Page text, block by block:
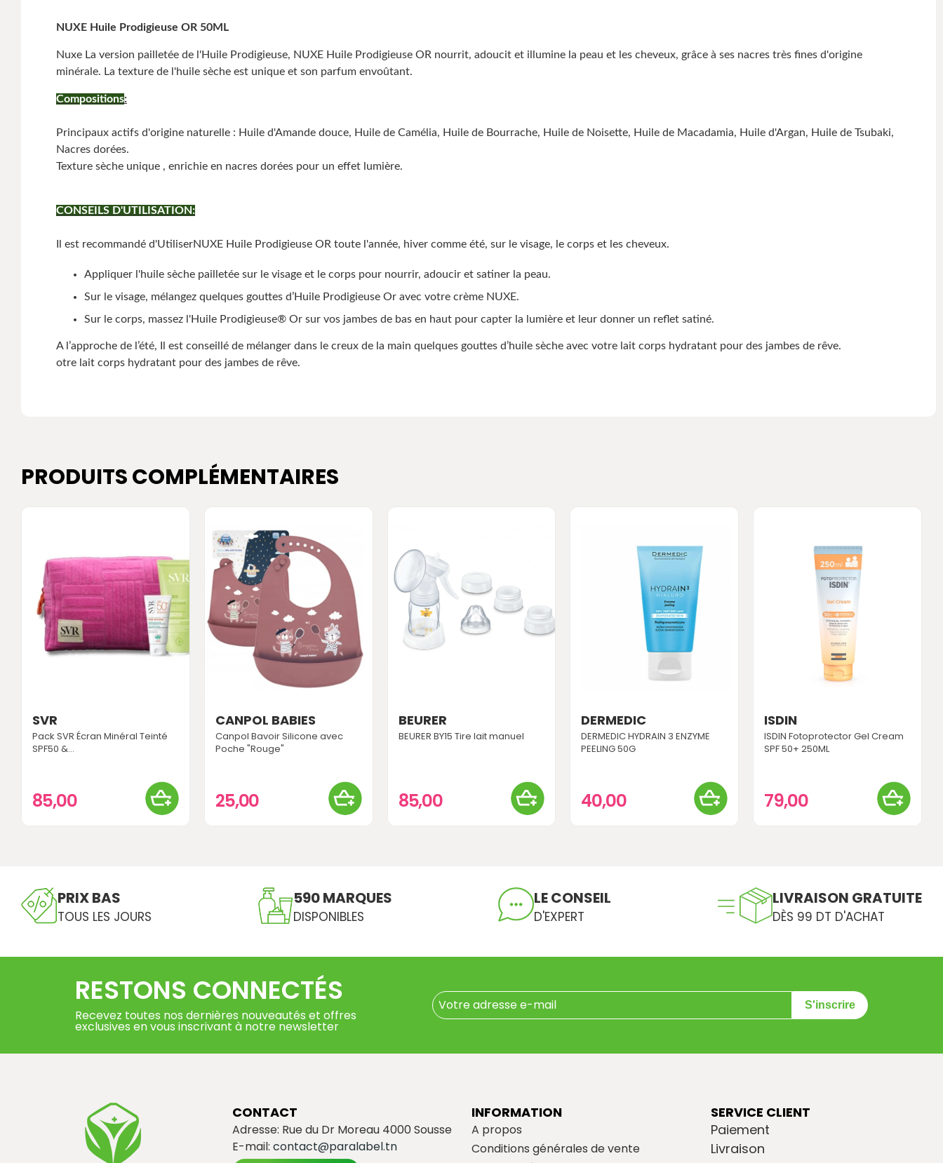
NUXE Huile Prodigieuse OR 50ML
Nuxe La version pailletée de l'Huile Prodigieuse, NUXE Huile Prodigieuse OR nourrit, adoucit et illumine la peau et les cheveux, grâce à ses nacres très fines d'origine
minérale. La texture de l'huile sèche est unique et son parfum envoûtant.
Compositions:
Principaux actifs d'origine naturelle : Huile d'Amande douce, Huile de Camélia, Huile de Bourrache, Huile de Noisette, Huile de Macadamia, Huile d'Argan, Huile de Tsubaki,
Nacres dorées.
Texture sèche unique , enrichie en nacres dorées pour un effet lumière.
CONSEILS D'UTILISATION:
Il est recommandé d'UtiliserNUXE Huile Prodigieuse OR toute l'année, hiver comme été, sur le visage, le corps et les cheveux.
Appliquer l'huile sèche pailletée sur le visage et le corps pour nourrir, adoucir et satiner la peau.
Sur le visage, mélangez quelques gouttes d’Huile Prodigieuse Or avec votre crème NUXE.
Sur le corps, massez l'Huile Prodigieuse® Or sur vos jambes de bas en haut pour capter la lumière et leur donner un reflet satiné.
A l’approche de l’été, Il est conseillé de mélanger dans le creux de la main quelques gouttes d’huile sèche avec votre lait corps hydratant pour des jambes de rêve.
otre lait corps hydratant pour des jambes de rêve.
PRODUITS COMPLÉMENTAIRES
SVR
Pack SVR Écran Minéral Teinté
SPF50 &...
85,00
CANPOL BABIES
Canpol Bavoir Silicone avec
Poche "Rouge"
25,00
BEURER
BEURER BY15 Tire lait manuel
85,00
DERMEDIC
DERMEDIC HYDRAIN 3 ENZYME
PEELING 50G
40,00
ISDIN
ISDIN Fotoprotector Gel Cream
SPF 50+ 250ML
79,00
PRIX BAS
TOUS LES JOURS
590 MARQUES
DISPONIBLES
LE CONSEIL
D'EXPERT
LIVRAISON GRATUITE
DÈS 99 DT D'ACHAT
RESTONS CONNECTÉS
Recevez toutes nos dernières nouveautés et offres
exclusives en vous inscrivant à notre newsletter
S'inscrire
CONTACT
Adresse: Rue du Dr Moreau 4000 Sousse
E-mail: contact@paralabel.tn
INFORMATION
A propos
Conditions générales de vente
SERVICE CLIENT
Paiement
Livraison